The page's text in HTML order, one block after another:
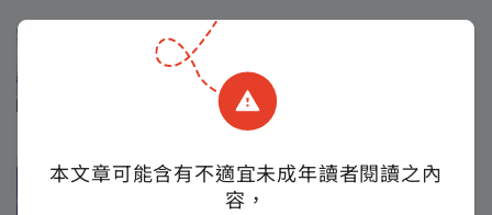
「0到18歲年領6萬」沒了？！行政院收三
讀函文喊：採取憲政作為
要聞
川普簽署行政命令！限縮出生公民權並「禁
生育旅遊」打擊移民
本文章可能含有不適宜未成年讀者閱讀之內
容，